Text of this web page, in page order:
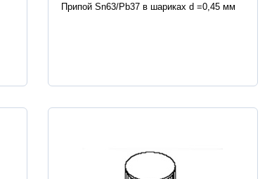
Припой Sn63/Pb37 в шариках d =0,45 мм